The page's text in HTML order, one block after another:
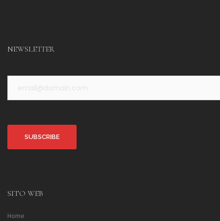
NEWSLETTER
SITO WEB
Home